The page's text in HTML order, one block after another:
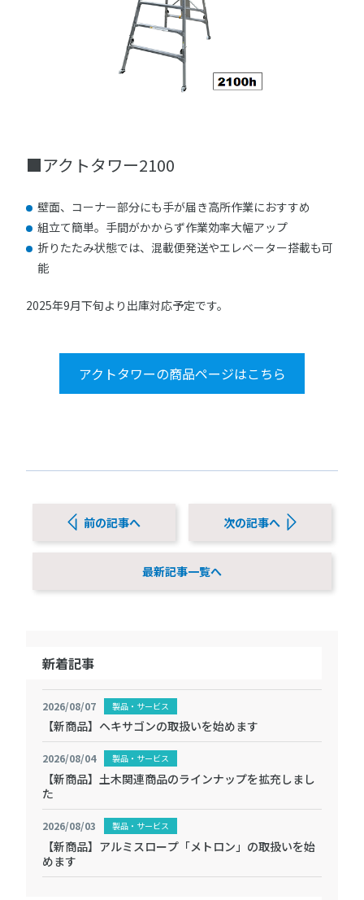
■アクトタワー2100
壁面、コーナー部分にも手が届き高所作業におすすめ
組立て簡単。手間がかからず作業効率大幅アップ
折りたたみ状態では、混載便発送やエレベーター搭載も可
能
2025年9月下旬より出庫対応予定です。
アクトタワーの商品ページはこちら
前の記事へ
最新記事一覧へ
次の記事へ
新着記事
2026/08/07 製品・サービス
【新商品】ヘキサゴンの取扱いを始めます
2026/08/04 製品・サービス
【新商品】土木関連商品のラインナップを拡充しまし
た
2026/08/03 製品・サービス
【新商品】アルミスロープ「メトロン」の取扱いを始
めます